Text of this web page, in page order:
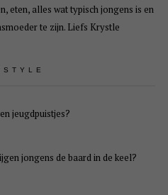
eten, alles wat typisch jongens is en
te zijn. Liefs Krystle
jeugdpuistjes?
jongens de baard in de keel?